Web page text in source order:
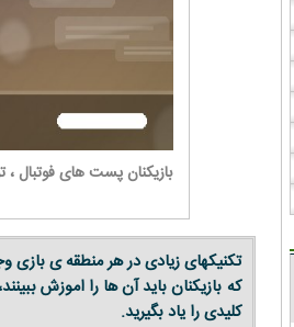
بازیکنان پست های فوتبال
تکنیکهای زیادی در هر منطقه ی بازی
که بازیکنان باید آن ها را اموزش
کلیدی را یاد بگیرید.